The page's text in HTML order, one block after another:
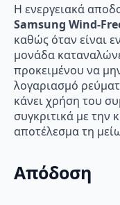
Η ενεργειακά
Samsung Wind-
καθώς όταν είναι
μονάδα
προκειμένου να
λογαριασμό
κάνει χρήση του
συγκριτικά με την
αποτέλεσμα τη
Απόδοση